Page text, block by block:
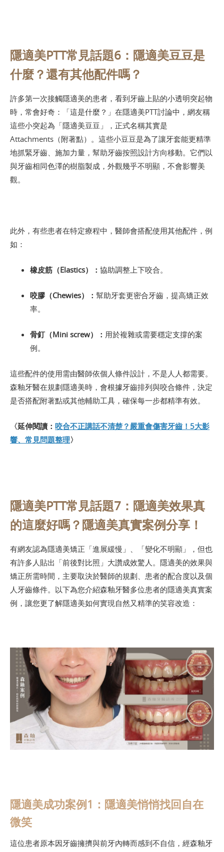
隱適美PTT常見話題6：隱適美豆豆是
什麼？還有其他配件嗎？
許多第一次接觸隱適美的患者，看到牙齒上貼的小透明突起物
時，常會好奇：「這是什麼？」在隱適美PTT討論中，網友稱
這些小突起為「隱適美豆豆」，正式名稱其實是
Attachments（附著點）。這些小豆豆是為了讓牙套能更精準
地抓緊牙齒、施加力量，幫助牙齒按照設計方向移動。它們以
與牙齒相同色澤的樹脂製成，外觀幾乎不明顯，不會影響美
觀。
此外，有些患者在特定療程中，醫師會搭配使用其他配件，例
如：
橡皮筋（Elastics）： 協助調整上下咬合。
咬膠（Chewies）： 幫助牙套更密合牙齒，提高矯正效
率。
骨釘（Mini screw）： 用於複雜或需要穩定支撐的案
例。
這些配件的使用需由醫師依個人條件設計，不是人人都需要。
森釉牙醫在規劃隱適美時，會根據牙齒排列與咬合條件，決定
是否搭配附著點或其他輔助工具，確保每一步都精準有效。
〈延伸閱讀： 咬合不正講話不清楚？嚴重會傷害牙齒！5大影
響、常見問題整理〉
隱適美PTT常見話題7：隱適美效果真
的這麼好嗎？隱適美真實案例分享！
有網友認為隱適美矯正「進展緩慢」、「變化不明顯」，但也
有許多人貼出「前後對比照」大讚成效驚人。隱適美的效果與
矯正所需時間，主要取決於醫師的規劃、患者的配合度以及個
人牙齒條件。以下為您介紹森釉牙醫多位患者的隱適美真實案
例，讓您更了解隱適美如何實現自然又精準的笑容改造：
隱適美成功案例1：隱適美悄悄找回自在
微笑
這位患者原本因牙齒擁擠與前牙內轉而感到不自信，經森釉牙